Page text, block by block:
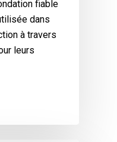
fiable
dans
à travers
leurs